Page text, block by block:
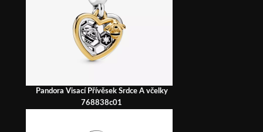
Pandora Visací Přívěsek Srdce A včelky
768838c01